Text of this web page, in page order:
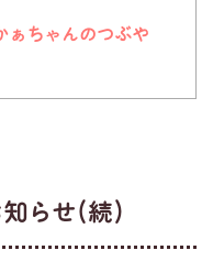
ぁちゃんのつぶや
知らせ(続)